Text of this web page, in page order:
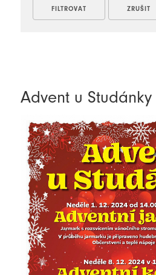
Advent u Studánky